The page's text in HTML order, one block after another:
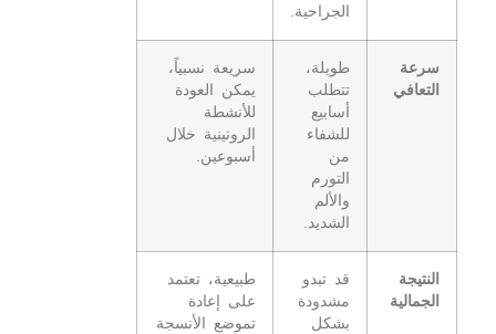
الجراحية.
سرعة
التعافي
طويلة،
تتطلب
أسابيع
للشفاء
من
التورم
والألم
الشديد.
سريعة نسبياً،
يمكن العودة
للأنشطة
الروتينية خلال
أسبوعين.
النتيجة
الجمالية
قد تبدو
مشدودة
بشكل
طبيعية، تعتمد
على إعادة
تموضع الأنسجة